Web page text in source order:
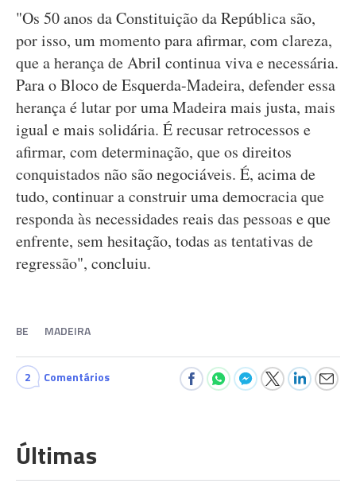
"Os 50 anos da Constituição da República são,
por isso, um momento para afirmar, com clareza,
que a herança de Abril continua viva e necessária.
Para o Bloco de Esquerda-Madeira, defender essa
herança é lutar por uma Madeira mais justa, mais
igual e mais solidária. É recusar retrocessos e
afirmar, com determinação, que os direitos
conquistados não são negociáveis. É, acima de
tudo, continuar a construir uma democracia que
responda às necessidades reais das pessoas e que
enfrente, sem hesitação, todas as tentativas de
regressão", concluiu.
BE MADEIRA
2 Comentários
Últimas